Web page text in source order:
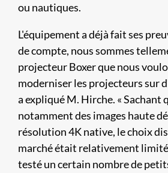
ou nautiques.
L'équipement a déjà fait ses
de compte, nous sommes
projecteur Boxer que nous
moderniser les projecteurs sur
a expliqué M. Hirche. « Sachant
notamment des images haute
résolution 4K native, le choix
marché était relativement
testé un certain nombre de